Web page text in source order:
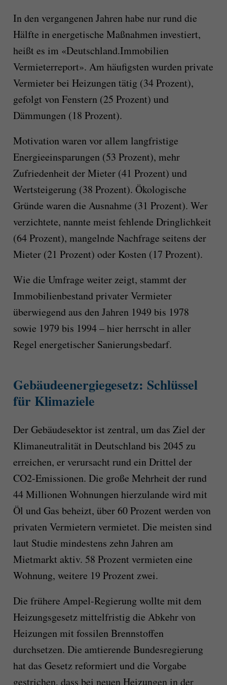
In den vergangenen Jahren habe nur rund die
Hälfte in energetische Maßnahmen investiert,
heißt es im «Deutschland.Immobilien
Vermieterreport». Am häufigsten wurden private
Vermieter bei Heizungen tätig (34 Prozent),
gefolgt von Fenstern (25 Prozent) und
Dämmungen (18 Prozent).
Motivation waren vor allem langfristige
Energieeinsparungen (53 Prozent), mehr
Zufriedenheit der Mieter (41 Prozent) und
Wertsteigerung (38 Prozent). Ökologische
Gründe waren die Ausnahme (31 Prozent). Wer
verzichtete, nannte meist fehlende Dringlichkeit
(64 Prozent), mangelnde Nachfrage seitens der
Mieter (21 Prozent) oder Kosten (17 Prozent).
Wie die Umfrage weiter zeigt, stammt der
Immobilienbestand privater Vermieter
überwiegend aus den Jahren 1949 bis 1978
sowie 1979 bis 1994 – hier herrscht in aller
Regel energetischer Sanierungsbedarf.
Gebäudeenergiegesetz: Schlüssel
für Klimaziele
Der Gebäudesektor ist zentral, um das Ziel der
Klimaneutralität in Deutschland bis 2045 zu
erreichen, er verursacht rund ein Drittel der
CO2-Emissionen. Die große Mehrheit der rund
44 Millionen Wohnungen hierzulande wird mit
Öl und Gas beheizt, über 60 Prozent werden von
privaten Vermietern vermietet. Die meisten sind
laut Studie mindestens zehn Jahren am
Mietmarkt aktiv. 58 Prozent vermieten eine
Wohnung, weitere 19 Prozent zwei.
Die frühere Ampel-Regierung wollte mit dem
Heizungsgesetz mittelfristig die Abkehr von
Heizungen mit fossilen Brennstoffen
durchsetzen. Die amtierende Bundesregierung
hat das Gesetz reformiert und die Vorgabe
gestrichen, dass bei neuen Heizungen in der